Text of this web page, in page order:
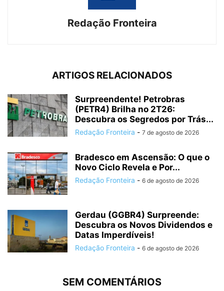
Redação Fronteira
ARTIGOS RELACIONADOS
Surpreendente! Petrobras
(PETR4) Brilha no 2T26:
Descubra os Segredos por Trás...
Redação Fronteira - 7 de agosto de 2026
Bradesco em Ascensão: O que o
Novo Ciclo Revela e Por...
Redação Fronteira - 6 de agosto de 2026
Gerdau (GGBR4) Surpreende:
Descubra os Novos Dividendos e
Datas Imperdíveis!
Redação Fronteira - 6 de agosto de 2026
SEM COMENTÁRIOS